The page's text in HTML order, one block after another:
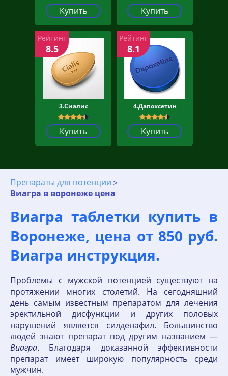
Купить Купить
3.Сиалис
Купить
Рейтинг
8.5
4.Дапоксетин
Купить
Рейтинг
8.1
Препараты для потенции
Виагра в воронеже цена
Виагра таблетки купить в
Воронеже, цена от 850 руб.
Виагра инструкция.
Проблемы с мужской потенцией существуют на
протяжении многих столетий. На сегодняшний
день самым известным препаратом для лечения
эректильной дисфункции и других половых
нарушений является силденафил. Большинство
людей знают препарат под другим названием —
Виагра. Благодаря доказанной эффективности
препарат имеет широкую популярность среди
мужчин.